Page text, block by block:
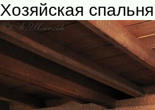
Хозяйская спальня